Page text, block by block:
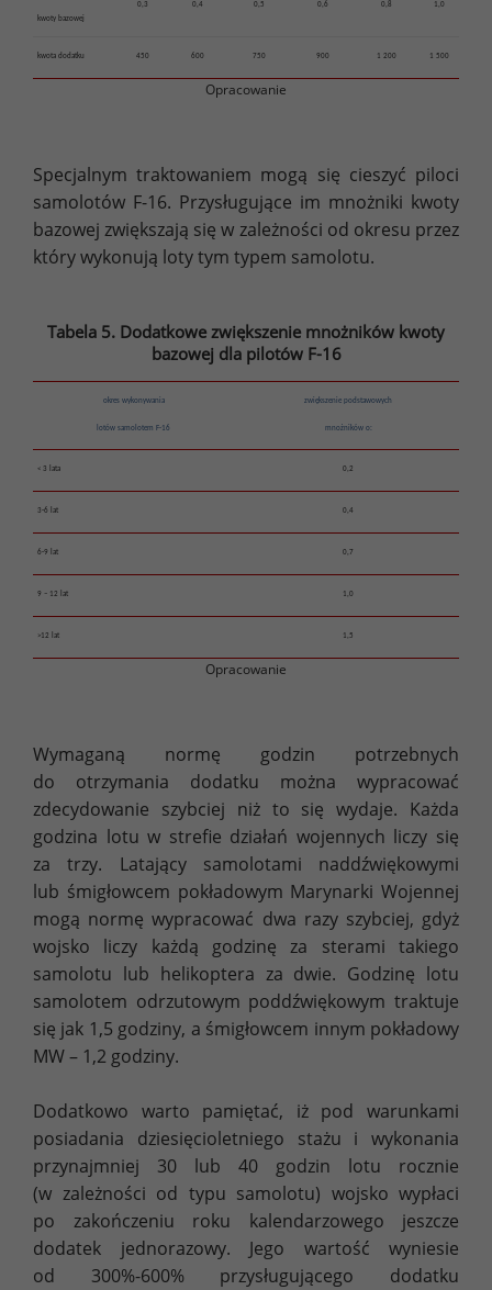
kwoty bazowej
0,3 0,4 0,5 0,6 0,8 1,0
kwota dodatku 450 600 750 900 1 200 1 500
Opracowanie
Specjalnym traktowaniem mogą się cieszyć piloci
samolotów F-16. Przysługujące im mnożniki kwoty
bazowej zwiększają się w zależności od okresu przez
który wykonują loty tym typem samolotu.
Tabela 5. Dodatkowe zwiększenie mnożników kwoty
bazowej dla pilotów F-16
okres wykonywania
lotów samolotem F-16
zwiększenie podstawowych
mnożników o:
< 3 lata 0,2
3-6 lat 0,4
6-9 lat 0,7
9 – 12 lat 1,0
>12 lat 1,5
Opracowanie
Wymaganą normę godzin potrzebnych
do otrzymania dodatku można wypracować
zdecydowanie szybciej niż to się wydaje. Każda
godzina lotu w strefie działań wojennych liczy się
za trzy. Latający samolotami naddźwiękowymi
lub śmigłowcem pokładowym Marynarki Wojennej
mogą normę wypracować dwa razy szybciej, gdyż
wojsko liczy każdą godzinę za sterami takiego
samolotu lub helikoptera za dwie. Godzinę lotu
samolotem odrzutowym poddźwiękowym traktuje
się jak 1,5 godziny, a śmigłowcem innym pokładowy
MW – 1,2 godziny.
Dodatkowo warto pamiętać, iż pod warunkami
posiadania dziesięcioletniego stażu i wykonania
przynajmniej 30 lub 40 godzin lotu rocznie
(w zależności od typu samolotu) wojsko wypłaci
po zakończeniu roku kalendarzowego jeszcze
dodatek jednorazowy. Jego wartość wyniesie
od 300%-600% przysługującego dodatku